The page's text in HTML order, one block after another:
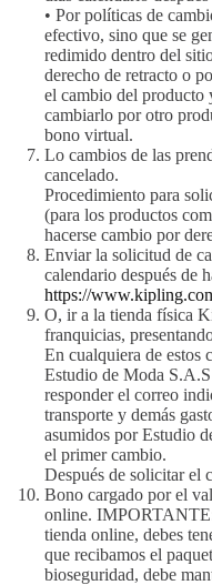
• Por políticas de
efectivo, sino que se
redimido dentro del
derecho de retracto o
el cambio del producto
cambiarlo por otro
bono virtual.
Lo cambios de las
cancelado.
Procedimiento para
(para los productos
hacerse cambio por
Enviar la solicitud de
calendario después de
https://
O, ir a la tienda física
franquicias,
En cualquiera de estos
Estudio de Moda
responder el correo
transporte y demás
asumidos por Estudio
el primer cambio.
Después de solicitar el
Bono cargado por el
online.
tienda online, debes
que recibamos el
bioseguridad, debe